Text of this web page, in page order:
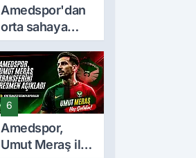
Amedspor'dan
orta sahaya
önemli takviye:
Furkan Soyalp
ile sözleşme
imzalandı
6
Amedspor,
Umut Meraş ile